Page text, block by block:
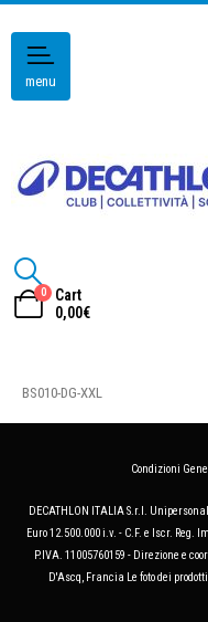
menu
0
Cart
0,00€
BS010-DG-XXL
Condizioni
DECATHLON ITALIA S.r.l.
Euro 12.500.000 i.v. - C.F. e Iscr. Reg.
P.IVA. 11005760159 - Direzione e
D'Ascq, Francia Le foto dei